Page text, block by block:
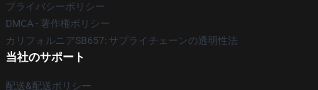
プライバシーポリシー
DMCA - 著作権ポリシー
カリフォルニアSB657: サプライチェーンの透明性法
当社のサポート
配送&配送ポリシー